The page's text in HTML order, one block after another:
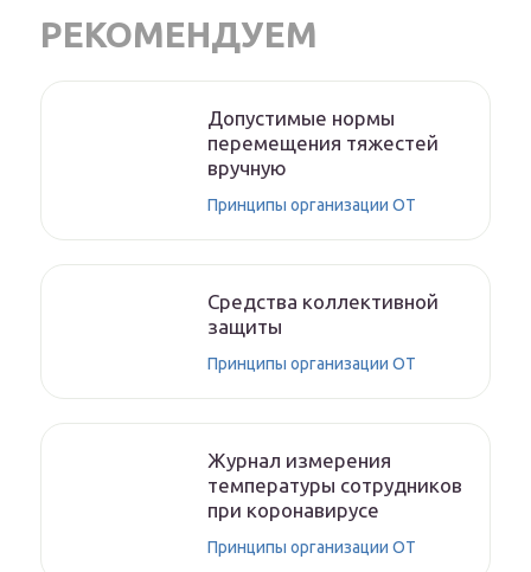
РЕКОМЕНДУЕМ
Допустимые нормы
перемещения тяжестей
вручную
Принципы организации ОТ
Средства коллективной
защиты
Принципы организации ОТ
Журнал измерения
температуры сотрудников
при коронавирусе
Принципы организации ОТ